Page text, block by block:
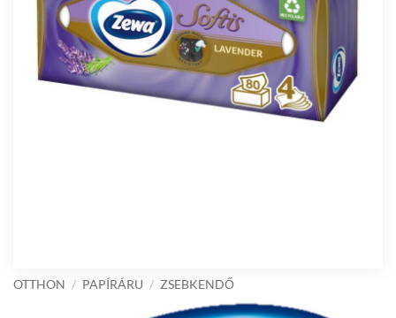
OTTHON / PAPÍRÁRU / ZSEBKENDŐ